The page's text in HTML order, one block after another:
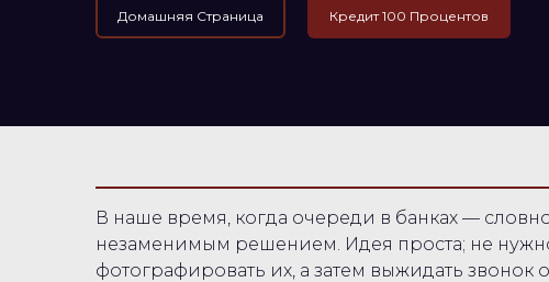
Домашняя Страница Кредит 100 Процентов
В наше время, когда очереди в банках —
незаменимым решением. Идея проста; не нужно
фотографировать их, а затем выжидать